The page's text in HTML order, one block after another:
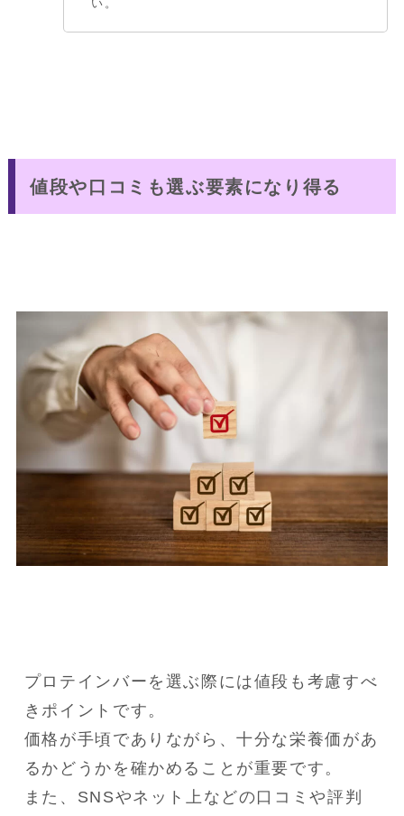
い。
値段や口コミも選ぶ要素になり得る
プロテインバーを選ぶ際には値段も考慮すべ
きポイントです。
価格が手頃でありながら、十分な栄養価があ
るかどうかを確かめることが重要です。
また、SNSやネット上などの口コミや評判